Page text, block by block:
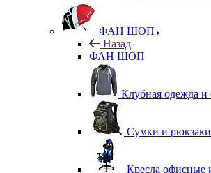
ФАН ШОП
Назад
ФАН ШОП
Клубная одежда и
Сумки и рюкзаки
Кресла офисные